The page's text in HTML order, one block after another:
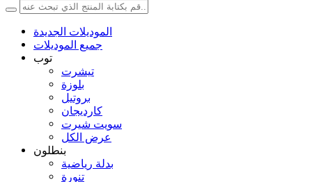
الموديلات الجديدة
جميع الموديلات
توب
تيشرت
بلوزة
بروتيل
كارديجان
سويت شيرت
عرض الكل
بنطلون
بدلة رياضية
تنورة